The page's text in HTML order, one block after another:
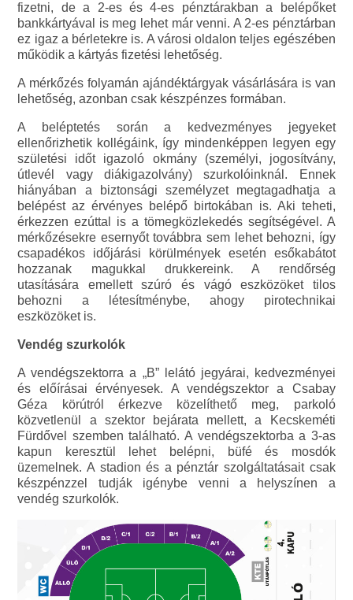
fizetni, de a 2-es és 4-es pénztárakban a belépőket
bankkártyával is meg lehet már venni. A 2-es pénztárban
ez igaz a bérletekre is. A városi oldalon teljes egészében
működik a kártyás fizetési lehetőség.
A mérkőzés folyamán ajándéktárgyak vásárlására is van
lehetőség, azonban csak készpénzes formában.
A beléptetés során a kedvezményes jegyeket
ellenőrizhetik kollégáink, így mindenképpen legyen egy
születési időt igazoló okmány (személyi, jogosítvány,
útlevél vagy diákigazolvány) szurkolóinknál. Ennek
hiányában a biztonsági személyzet megtagadhatja a
belépést az érvényes belépő birtokában is. Aki teheti,
érkezzen ezúttal is a tömegközlekedés segítségével. A
mérkőzésekre esernyőt továbbra sem lehet behozni, így
csapadékos időjárási körülmények esetén esőkabátot
hozzanak magukkal drukkereink. A rendőrség
utasítására emellett szúró és vágó eszközöket tilos
behozni a létesítménybe, ahogy pirotechnikai
eszközöket is.
Vendég szurkolók
A vendégszektorra a „B” lelátó jegyárai, kedvezményei
és előírásai érvényesek. A vendégszektor a Csabay
Géza körútról érkezve közelíthető meg, parkoló
közvetlenül a szektor bejárata mellett, a Kecskeméti
Fürdővel szemben található. A vendégszektorba a 3-as
kapun keresztül lehet belépni, büfé és mosdók
üzemelnek. A stadion és a pénztár szolgáltatásait csak
készpénzzel tudják igénybe venni a helyszínen a
vendég szurkolók.